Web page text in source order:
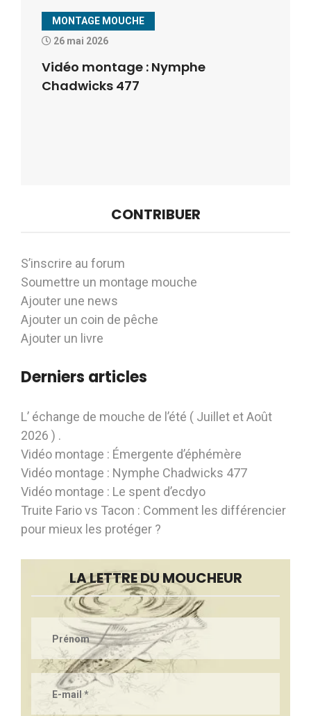
MONTAGE MOUCHE
26 mai 2026
Vidéo montage : Nymphe
Chadwicks 477
CONTRIBUER
S’inscrire au forum
Soumettre un montage mouche
Ajouter une news
Ajouter un coin de pêche
Ajouter un livre
Derniers articles
L’ échange de mouche de l’été ( Juillet et Août
2026 ) .
Vidéo montage : Émergente d’éphémère
Vidéo montage : Nymphe Chadwicks 477
Vidéo montage : Le spent d’ecdyo
Truite Fario vs Tacon : Comment les différencier
pour mieux les protéger ?
LA LETTRE DU MOUCHEUR